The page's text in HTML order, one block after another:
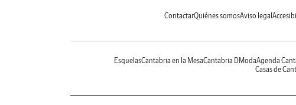
ContactarQuiénes somosAviso legal
EsquelasCantabria en la MesaCantabria DModaAgenda
Casas de